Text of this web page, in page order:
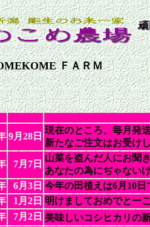
ＦＡＲＭ
9月28日
現在のところ、毎月発
新たなご注文はお受け
7月7日
山菜を盗んだ人にお聞
あなたの為にぢゃない
6月3日 今年の田植えは6月10日
1月2日 明けましておめでとー
7月2日 美味しいコシヒカリの